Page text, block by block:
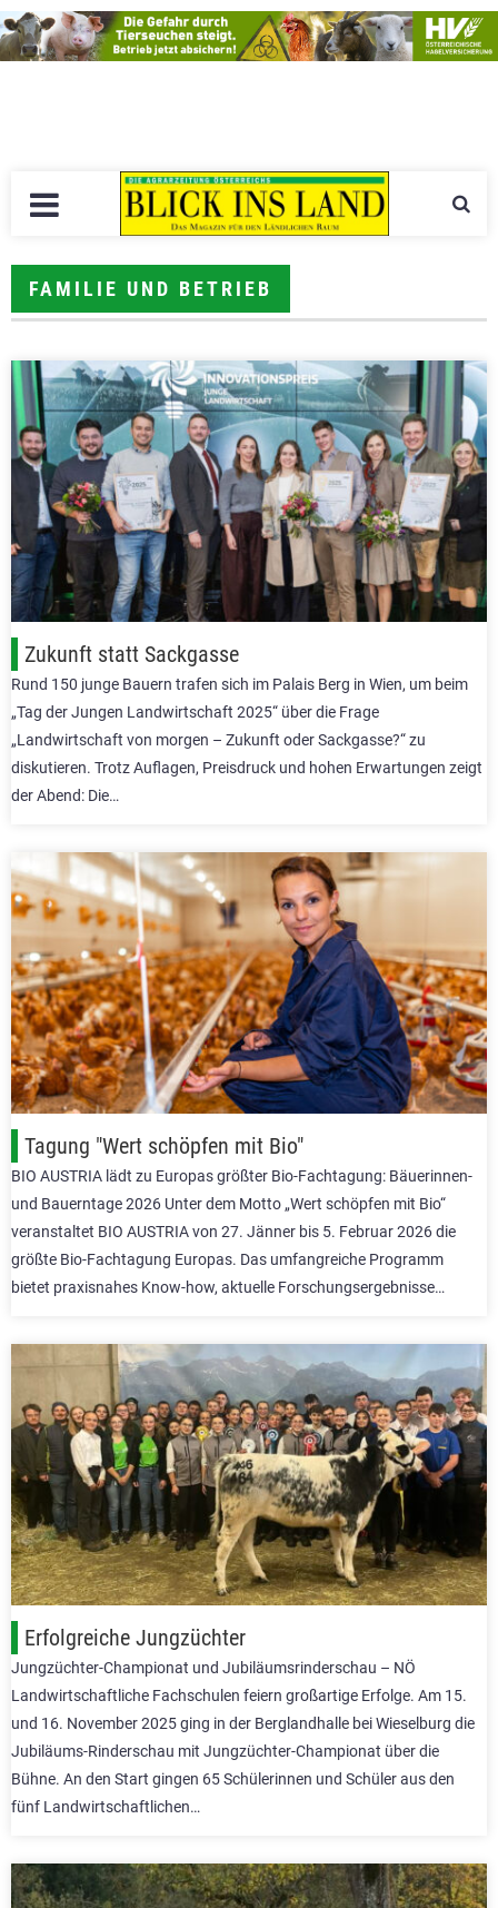
FAMILIE UND BETRIEB
Zukunft statt Sackgasse
Rund 150 junge Bauern trafen sich im Palais Berg in Wien, um beim
„Tag der Jungen Landwirtschaft 2025“ über die Frage
„Landwirtschaft von morgen – Zukunft oder Sackgasse?“ zu
diskutieren. Trotz Auflagen, Preisdruck und hohen Erwartungen zeigt
der Abend: Die…
Tagung "Wert schöpfen mit Bio"
BIO AUSTRIA lädt zu Europas größter Bio-Fachtagung: Bäuerinnen-
und Bauerntage 2026 Unter dem Motto „Wert schöpfen mit Bio“
veranstaltet BIO AUSTRIA von 27. Jänner bis 5. Februar 2026 die
größte Bio-Fachtagung Europas. Das umfangreiche Programm
bietet praxisnahes Know-how, aktuelle Forschungsergebnisse…
Erfolgreiche Jungzüchter
Jungzüchter-Championat und Jubiläumsrinderschau – NÖ
Landwirtschaftliche Fachschulen feiern großartige Erfolge. Am 15.
und 16. November 2025 ging in der Berglandhalle bei Wieselburg die
Jubiläums-Rinderschau mit Jungzüchter-Championat über die
Bühne. An den Start gingen 65 Schülerinnen und Schüler aus den
fünf Landwirtschaftlichen…